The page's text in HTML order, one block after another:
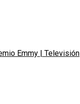
Emmy | Televisión